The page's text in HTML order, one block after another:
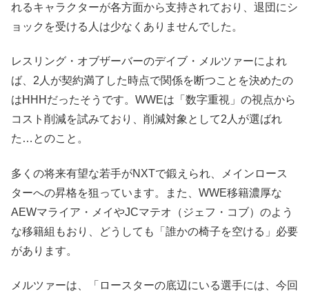
れるキャラクターが各方面から支持されており、退団にシ
ョックを受ける人は少なくありませんでした。
レスリング・オブザーバーのデイブ・メルツァーによれ
ば、2人が契約満了した時点で関係を断つことを決めたの
はHHHだったそうです。WWEは「数字重視」の視点から
コスト削減を試みており、削減対象として2人が選ばれ
た…とのこと。
多くの将来有望な若手がNXTで鍛えられ、メインロース
ターへの昇格を狙っています。また、WWE移籍濃厚な
AEWマライア・メイやJCマテオ（ジェフ・コブ）のよう
な移籍組もおり、どうしても「誰かの椅子を空ける」必要
があります。
メルツァーは、「ロースターの底辺にいる選手には、今回